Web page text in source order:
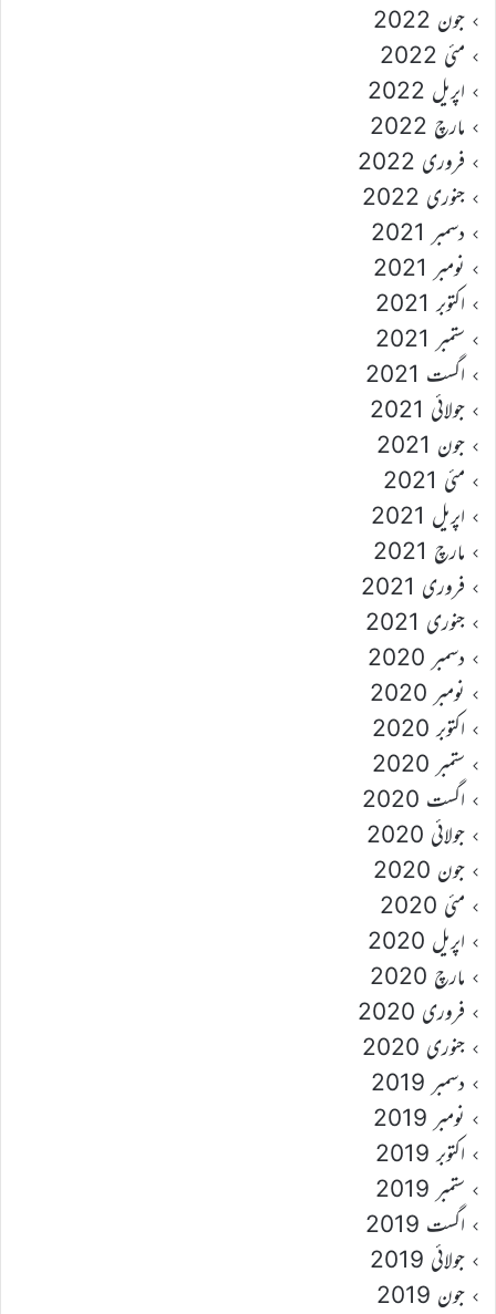
جون 2022
مئی 2022
اپریل 2022
مارچ 2022
فروری 2022
جنوری 2022
دسمبر 2021
نومبر 2021
اکتوبر 2021
ستمبر 2021
اگست 2021
جولائی 2021
جون 2021
مئی 2021
اپریل 2021
مارچ 2021
فروری 2021
جنوری 2021
دسمبر 2020
نومبر 2020
اکتوبر 2020
ستمبر 2020
اگست 2020
جولائی 2020
جون 2020
مئی 2020
اپریل 2020
مارچ 2020
فروری 2020
جنوری 2020
دسمبر 2019
نومبر 2019
اکتوبر 2019
ستمبر 2019
اگست 2019
جولائی 2019
جون 2019